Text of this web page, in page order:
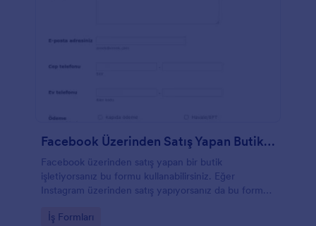
Facebook Üzerinden Satış Yapan Butikler Için Sipariş Formu
Facebook üzerinden satış yapan bir butik
işletiyorsanız bu formu kullanabilirsiniz. Eğer
Instagram üzerinden satış yapıyorsanız da bu formu
Go to Category:
İş Formları